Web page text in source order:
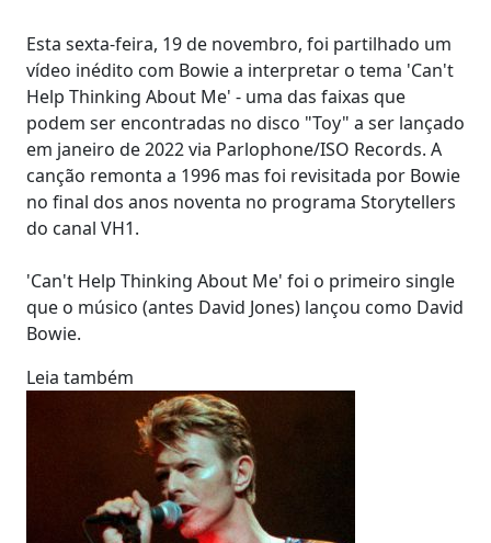
Esta sexta-feira, 19 de novembro, foi partilhado um
vídeo inédito com Bowie a interpretar o tema 'Can't
Help Thinking About Me' - uma das faixas que
podem ser encontradas no disco "Toy" a ser lançado
em janeiro de 2022 via Parlophone/ISO Records. A
canção remonta a 1996 mas foi revisitada por Bowie
no final dos anos noventa no programa Storytellers
do canal VH1.
'Can't Help Thinking About Me' foi o primeiro single
que o músico (antes David Jones) lançou como David
Bowie.
Leia também